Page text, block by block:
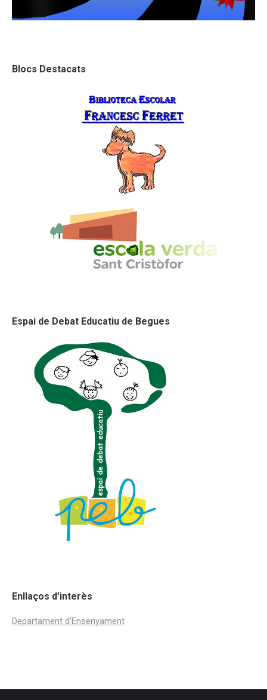
Blocs Destacats
Espai de Debat Educatiu de Begues
Enllaços d’interès
Departament d'Ensenyament